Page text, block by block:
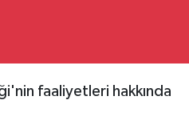
faaliyetleri hakkında